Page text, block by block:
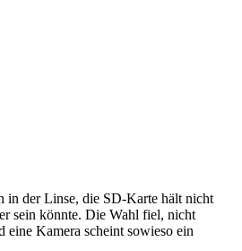
in der Linse, die SD-Karte hält nicht
sein könnte. Die Wahl fiel, nicht
Kamera scheint sowieso ein